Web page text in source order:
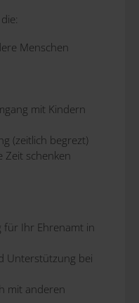
Menschen
mit Kindern
(zeitlich begrezt)
Zeit schenken
für Ihr Ehrenamt in
Unterstützung bei
mit anderen